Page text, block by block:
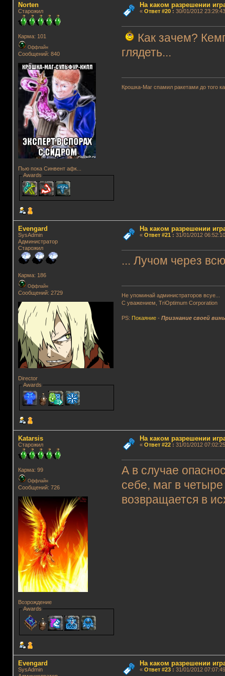
Norten
Старожил
Карма: 101
Оффлайн
Сообщений: 840
Пью пока Синвент афк...
Awards
На каком разрешении
« Ответ #20: 30/01/2012
Как зачем?
глядеть...
Крошка-Маг спамил ракетами до того
Evengard
SysAdmin
Администратор
Старожил
Карма: 186
Оффлайн
Сообщений: 2729
Director
Awards
На каком разрешении
« Ответ #21 : 31/01/2012
... Лучом через
Не упоминай администраторов всуе...
С уважением, TriOptimum Corporation
PS: Покаяние -Признание своей
Katarsis
Старожил
Карма: 99
Оффлайн
Сообщений: 726
Возрождение
Awards
На каком разрешении
« Ответ #22: 31/01/2012
А в случае
себе, маг в
возвращается в
Evengard
SysAdmin
На каком разрешении
« Ответ #23: 31/01/2012